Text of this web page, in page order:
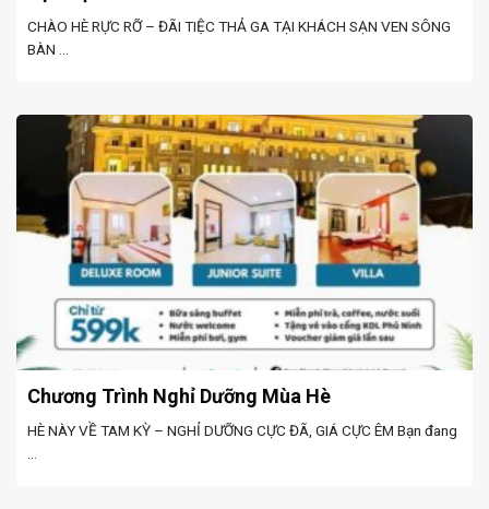
CHÀO HÈ RỰC RỠ – ĐÃI TIỆC THẢ GA TẠI KHÁCH SẠN VEN SÔNG
BÀN ...
Chương Trình Nghỉ Dưỡng Mùa Hè
HÈ NÀY VỀ TAM KỲ – NGHỈ DƯỠNG CỰC ĐÃ, GIÁ CỰC ÊM Bạn đang